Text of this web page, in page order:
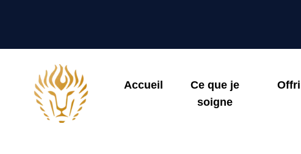
Accueil
Ce que je
soigne